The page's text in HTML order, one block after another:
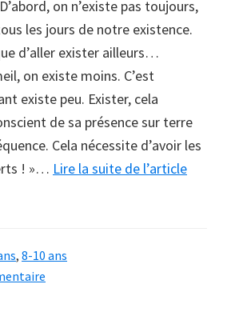
on n’existe pas toujours,
les jours de notre existence.
d’aller exister ailleurs…
on existe moins. C’est
existe peu. Exister, cela
de sa présence sur terre
Cela nécessite d’avoir les
! »… Lire la suite de l’articleà
, 8-10 ans